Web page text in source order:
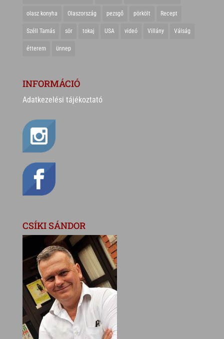
olasz konyha Olaszország pezsgő pörkölt Recept
Széll Tamás sör tokaj USA videó Villány Válság
étterem ünnep
INFORMÁCIÓ
Adatkezelési tájékoztató
CSÍKI SÁNDOR